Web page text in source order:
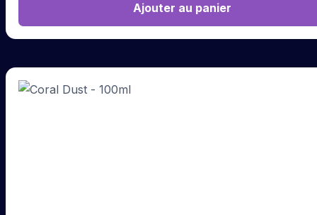
Ajouter au panier